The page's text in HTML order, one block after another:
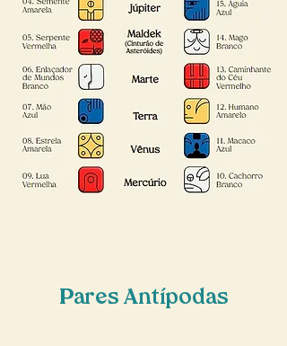
Pares Antípodas